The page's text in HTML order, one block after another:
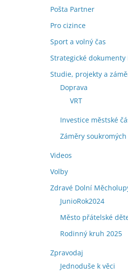
Pošta Partner
Pro cizince
Sport a volný čas
Strategické dokumenty
Studie, projekty a
Doprava
VRT
Investice městské
Záměry
Videos
Volby
Zdravé Dolní
JunioRok2024
Město přátelské
Rodinný kruh 2025
Zpravodaj
Jednoduše k věci